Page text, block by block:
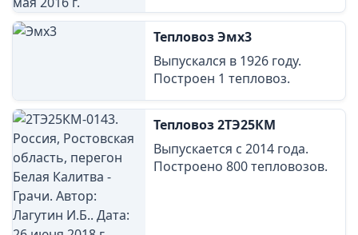
Тепловоз Эмх3
Выпускался в 1926 году.
Построен 1 тепловоз.
Тепловоз 2ТЭ25КМ
Выпускается с 2014 года.
Построено 800 тепловозов.